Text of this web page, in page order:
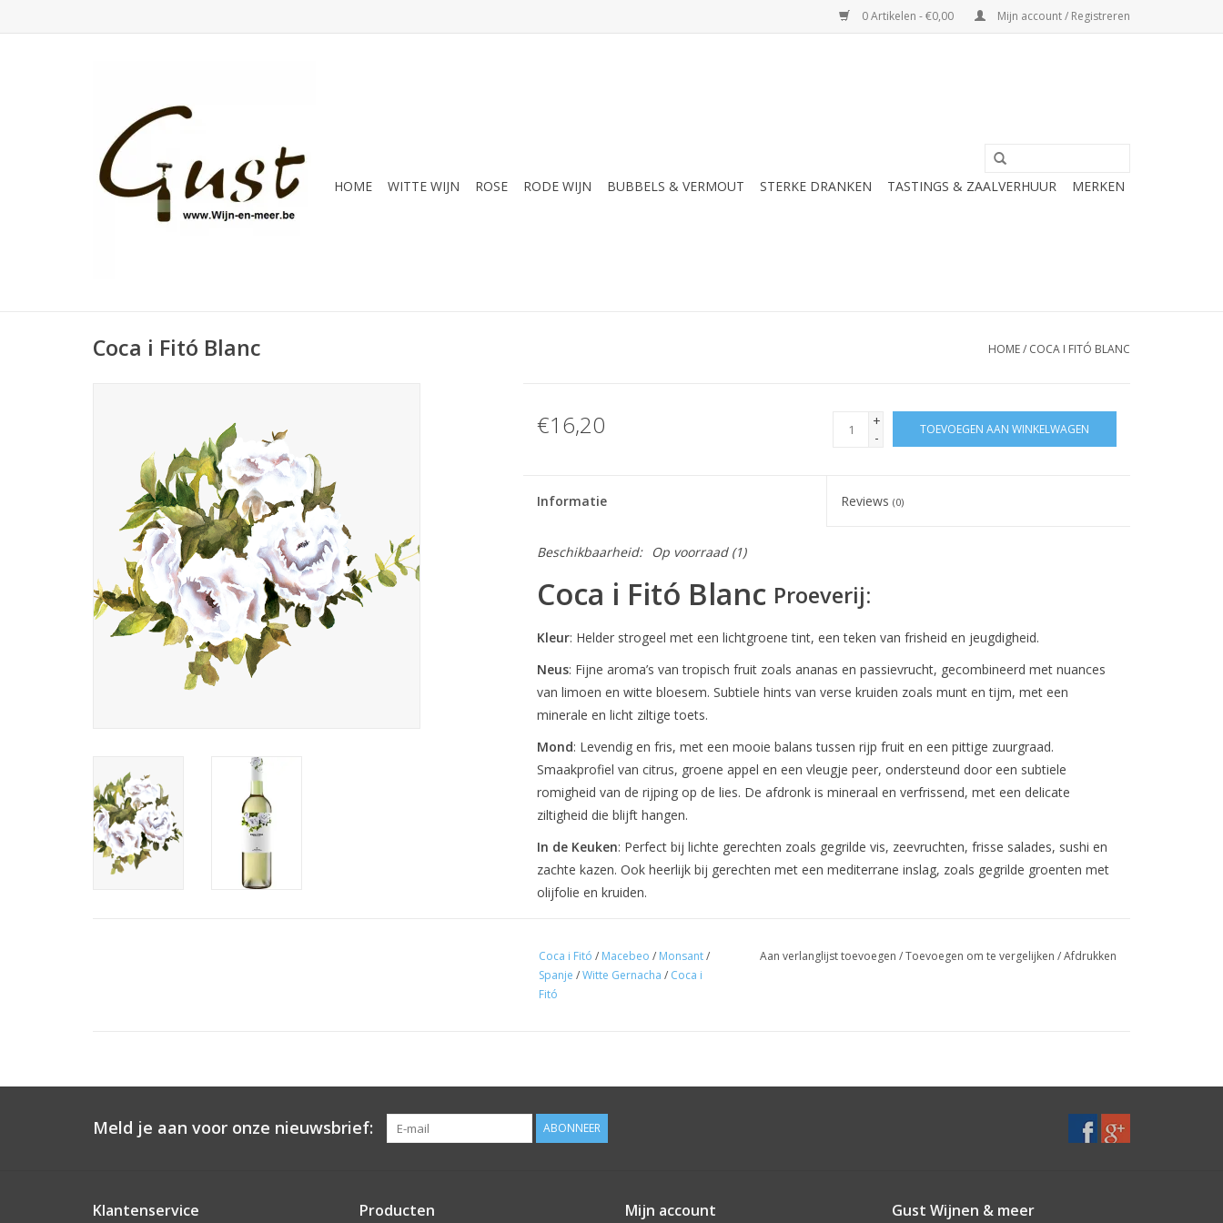
0 Artikelen - €0,00 Mijn account / Registreren
HOME WITTE WIJN ROSE RODE WIJN BUBBELS & VERMOUT STERKE DRANKEN TASTINGS & ZAALVERHUUR MERKEN
Coca i Fitó Blanc HOME/ COCA I FITÓ BLANC
€16,20
+
-
TOEVOEGEN AAN WINKELWAGEN
Informatie Reviews(0)
Beschikbaarheid: Op voorraad(1)
Coca i Fitó Blanc Proeverij:
Kleur: Helder strogeel met een lichtgroene tint, een teken van frisheid en jeugdigheid.
Neus: Fijne aroma’s van tropisch fruit zoals ananas en passievrucht, gecombineerd met nuances
van limoen en witte bloesem. Subtiele hints van verse kruiden zoals munt en tijm, met een
minerale en licht ziltige toets.
Mond: Levendig en fris, met een mooie balans tussen rijp fruit en een pittige zuurgraad.
Smaakprofiel van citrus, groene appel en een vleugje peer, ondersteund door een subtiele
romigheid van de rijping op de lies. De afdronk is mineraal en verfrissend, met een delicate
ziltigheid die blijft hangen.
In de Keuken: Perfect bij lichte gerechten zoals gegrilde vis, zeevruchten, frisse salades, sushi en
zachte kazen. Ook heerlijk bij gerechten met een mediterrane inslag, zoals gegrilde groenten met
olijfolie en kruiden.
Druif:
85% White Grenache
15% Macabeo
Schenken:
8-10°C.
Coca i Fitó / Macebeo / Monsant/
Spanje /Witte Gernacha / Coca i
Fitó
Aan verlanglijst toevoegen /Toevoegen om te vergelijken /Afdrukken
Meld je aan voor onze nieuwsbrief: ABONNEER
Klantenservice Producten Mijn account Gust Wijnen & meer